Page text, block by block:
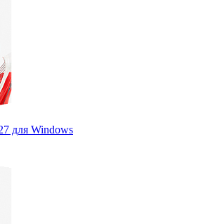
для Windows